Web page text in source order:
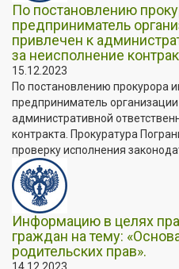
По постановлению
предприниматель
привлечен к
за неисполнение
15.12.2023
По постановлению прокурора
предприниматель
административной
контракта. Прокуратура
проверку исполнения
Информацию в целях
граждан на тему:
родительских прав».